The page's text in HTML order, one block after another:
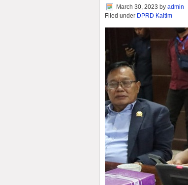
March 30, 2023 by admin
Filed under DPRD Kaltim